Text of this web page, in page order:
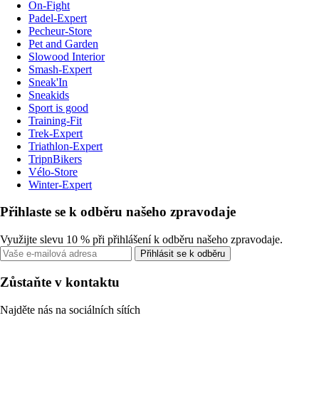
On-Fight
Padel-Expert
Pecheur-Store
Pet and Garden
Slowood Interior
Smash-Expert
Sneak'In
Sneakids
Sport is good
Training-Fit
Trek-Expert
Triathlon-Expert
TripnBikers
Vélo-Store
Winter-Expert
Přihlaste se k odběru našeho zpravodaje
Využijte slevu 10 % při přihlášení k odběru našeho zpravodaje.
Přihlásit se k odběru
Zůstaňte v kontaktu
Najděte nás na sociálních sítích